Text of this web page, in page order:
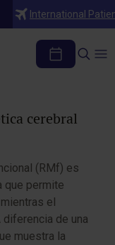
International
cerebral
(RMf) es
que permite
el
de una
muestra la